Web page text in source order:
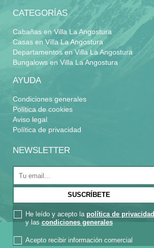
CATEGORÍAS
Cabañas en Villa La Angostura
Casas en Villa La Angostura
Departamentos en Villa La Angostura
Bungalows en Villa La Angostura
AYUDA
Condiciones generales
Política de cookies
Aviso legal
Política de privacidad
NEWSLETTER
He leído y acepto la política de privacidad
y las condiciones generales
Acepto recibir información comercial